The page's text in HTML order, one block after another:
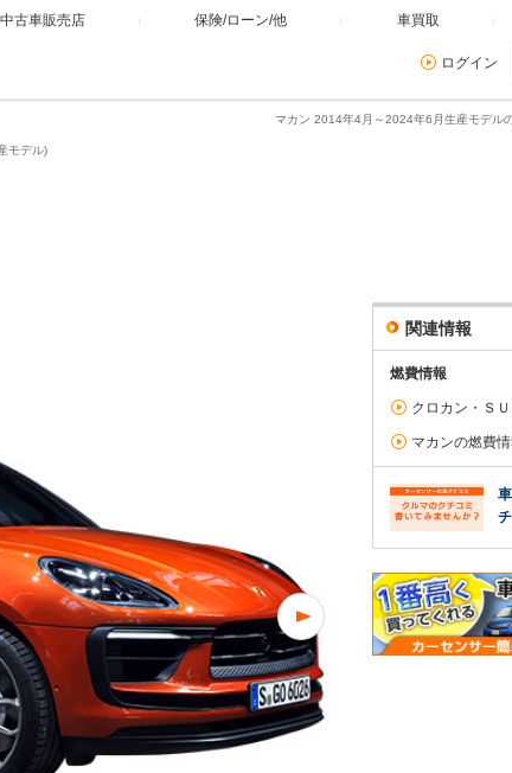
中古車販売店 保険/ローン/他 車買取
ログイン
マカン 2014年4月～2024年6月生産モデル
モデル)
関連情報
燃費情報
クロカン・Ｓ
マカンの燃費